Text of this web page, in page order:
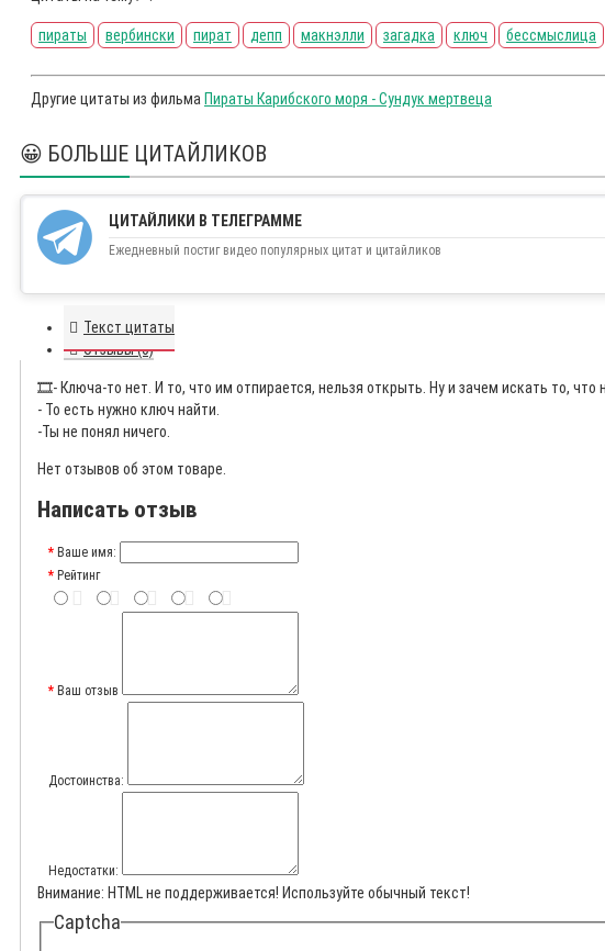
пираты вербински пират депп макнэлли загадка ключ бессмыслица
Другие цитаты из фильма Пираты Карибского моря - Сундук мертвеца
😀 БОЛЬШЕ ЦИТАЙЛИКОВ
ЦИТАЙЛИКИ В ТЕЛЕГРАММЕ
Ежедневный постиг видео популярных цитат и цитайликов
Текст цитаты
Отзывы (0)
🎞️- Ключа-то нет. И то, что им отпирается, нельзя открыть. Ну и зачем искать то,
- То есть нужно ключ найти.
-Ты не понял ничего.
Нет отзывов об этом товаре.
Написать отзыв
Ваше имя:
Рейтинг
Ваш отзыв
Достоинства:
Недостатки:
Внимание: HTML не поддерживается! Используйте обычный текст!
Captcha